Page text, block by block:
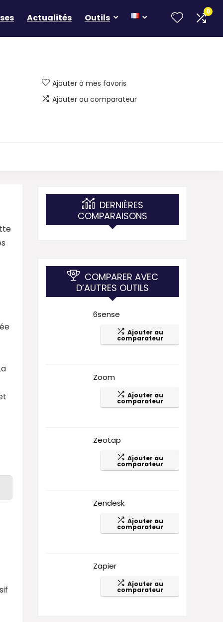
Actualités Outils
0
Ajouter à mes favoris
Ajouter au comparateur
DERNIÈRES
COMPARAISONS
COMPARER AVEC
D’AUTRES OUTILS
6sense
Ajouter au
comparateur
Zoom
Ajouter au
comparateur
Zeotap
Ajouter au
comparateur
Zendesk
Ajouter au
comparateur
Zapier
Ajouter au
comparateur